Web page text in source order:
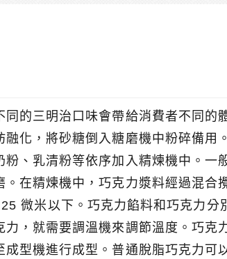
的三明治口味會帶給消費者不同的
化，將砂糖倒入糖磨機中粉碎備用
、乳清粉等依序加入精煉機中。一
在精煉機中，巧克力漿料經過混合
微米以下。巧克力餡料和巧克力分
，就需要調溫機來調節溫度。巧克
型機進行成型。普通脫脂巧克力可